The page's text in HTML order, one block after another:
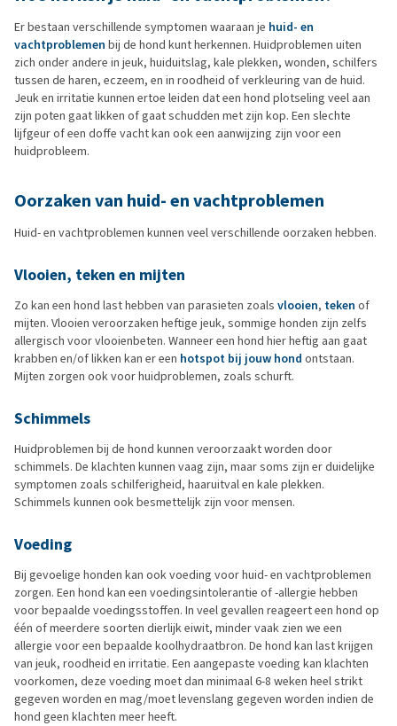
Er bestaan verschillende symptomen waaraan je huid- en
vachtproblemen bij de hond kunt herkennen. Huidproblemen uiten
zich onder andere in jeuk, huiduitslag, kale plekken, wonden, schilfers
tussen de haren, eczeem, en in roodheid of verkleuring van de huid.
Jeuk en irritatie kunnen ertoe leiden dat een hond plotseling veel aan
zijn poten gaat likken of gaat schudden met zijn kop. Een slechte
lijfgeur of een doffe vacht kan ook een aanwijzing zijn voor een
huidprobleem.
Oorzaken van huid- en vachtproblemen
Huid- en vachtproblemen kunnen veel verschillende oorzaken hebben.
Vlooien, teken en mijten
Zo kan een hond last hebben van parasieten zoals vlooien, teken of
mijten. Vlooien veroorzaken heftige jeuk, sommige honden zijn zelfs
allergisch voor vlooienbeten. Wanneer een hond hier heftig aan gaat
krabben en/of likken kan er een hotspot bij jouw hond ontstaan.
Mijten zorgen ook voor huidproblemen, zoals schurft.
Schimmels
Huidproblemen bij de hond kunnen veroorzaakt worden door
schimmels. De klachten kunnen vaag zijn, maar soms zijn er duidelijke
symptomen zoals schilferigheid, haaruitval en kale plekken.
Schimmels kunnen ook besmettelijk zijn voor mensen.
Voeding
Bij gevoelige honden kan ook voeding voor huid- en vachtproblemen
zorgen. Een hond kan een voedingsintolerantie of -allergie hebben
voor bepaalde voedingsstoffen. In veel gevallen reageert een hond op
één of meerdere soorten dierlijk eiwit, minder vaak zien we een
allergie voor een bepaalde koolhydraatbron. De hond kan last krijgen
van jeuk, roodheid en irritatie. Een aangepaste voeding kan klachten
voorkomen, deze voeding moet dan minimaal 6-8 weken heel strikt
gegeven worden en mag/moet levenslang gegeven worden indien de
hond geen klachten meer heeft.